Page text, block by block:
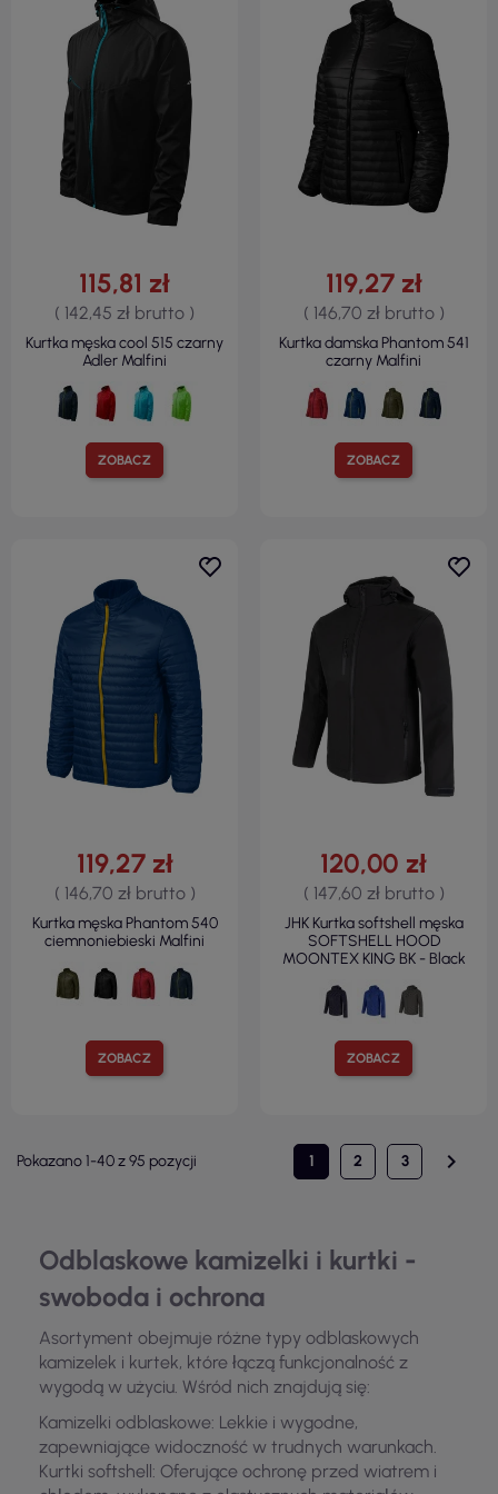
ZOBACZ
115,81 zł
( 142,45 zł brutto )
Kurtka męska cool 515 czarny
Adler Malfini
ZOBACZ
119,27 zł
( 146,70 zł brutto )
Kurtka damska Phantom 541
czarny Malfini
ZOBACZ
119,27 zł
( 146,70 zł brutto )
Kurtka męska Phantom 540
ciemnoniebieski Malfini
ZOBACZ
120,00 zł
( 147,60 zł brutto )
JHK Kurtka softshell męska
SOFTSHELL HOOD
MOONTEX KING BK - Black
Pokazano 1-40 z 95 pozycji 1 2 3 
Odblaskowe kamizelki i kurtki -
swoboda i ochrona
Asortyment obejmuje różne typy odblaskowych
kamizelek i kurtek, które łączą funkcjonalność z
wygodą w użyciu. Wśród nich znajdują się:
Kamizelki odblaskowe: Lekkie i wygodne,
zapewniające widoczność w trudnych warunkach.
Kurtki softshell: Oferujące ochronę przed wiatrem i